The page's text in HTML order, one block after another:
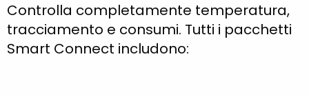
Controlla completamente temperatura,
tracciamento e consumi. Tutti i pacchetti
Smart Connect includono: